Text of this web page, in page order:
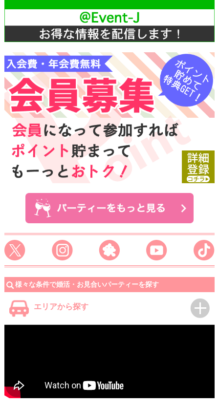
様々な条件で婚活・お見合いパーティーを探す
エリアから探す